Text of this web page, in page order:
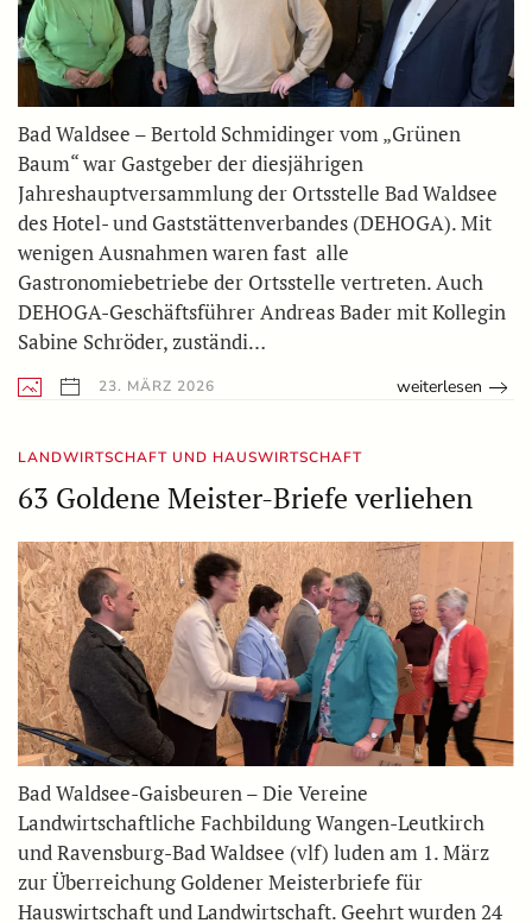
Bad Waldsee – Bertold Schmidinger vom „Grünen
Baum“ war Gastgeber der diesjährigen
Jahreshauptversammlung der Ortsstelle Bad Waldsee
des Hotel- und Gaststättenverbandes (DEHOGA). Mit
wenigen Ausnahmen waren fast alle
Gastronomiebetriebe der Ortsstelle vertreten. Auch
DEHOGA-Geschäftsführer Andreas Bader mit Kollegin
Sabine Schröder, zuständi…
23. MÄRZ 2026 weiterlesen
LANDWIRTSCHAFT UND HAUSWIRTSCHAFT
63 Goldene Meister-Briefe verliehen
Bad Waldsee-Gaisbeuren – Die Vereine
Landwirtschaftliche Fachbildung Wangen-Leutkirch
und Ravensburg-Bad Waldsee (vlf) luden am 1. März
zur Überreichung Goldener Meisterbriefe für
Hauswirtschaft und Landwirtschaft. Geehrt wurden 24